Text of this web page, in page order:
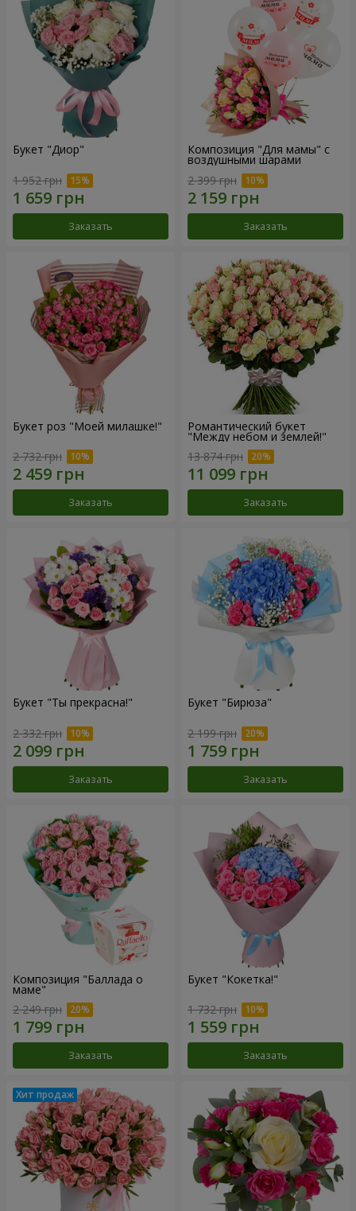
Букет "Диор"
1 952 грн
Заказать
Композиция "Для мамы" с
воздушными шарами
2 399 грн
Заказать
Букет роз "Моей милашке!"
2 732 грн
Заказать
Романтический букет
"Между небом и землей!"
13 874 грн
Заказать
Букет "Ты прекрасна!"
2 332 грн
Заказать
Букет "Бирюза"
2 199 грн
Заказать
Композиция "Баллада о
маме"
2 249 грн
Заказать
Букет "Кокетка!"
1 732 грн
Заказать